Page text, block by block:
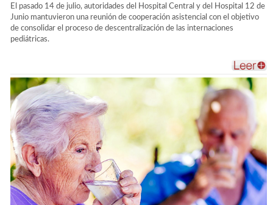
El pasado 14 de julio, autoridades del Hospital Central y del Hospital 12 de
Junio mantuvieron una reunión de cooperación asistencial con el objetivo
de consolidar el proceso de descentralización de las internaciones
pediátricas.